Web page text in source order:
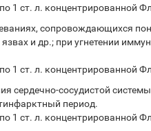
1 ст. л. концентрированной
сопровождающихся
и др.; при угнетении
1 ст. л. концентрированной
сердечно-сосудистой
период.
1 ст. л. концентрированной